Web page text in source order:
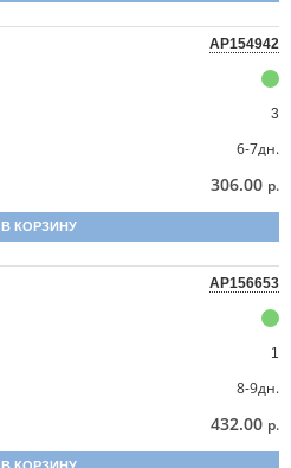
AP154942
3
6-7дн.
306.00 р.
В КОРЗИНУ
AP156653
1
8-9дн.
432.00 р.